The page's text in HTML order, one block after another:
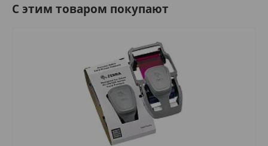
C этим товаром покупают